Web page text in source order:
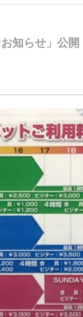
知らせ」公開